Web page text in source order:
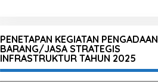
PENETAPAN KEGIATAN PENGADAAN
BARANG/JASA STRATEGIS
INFRASTRUKTUR TAHUN 2025